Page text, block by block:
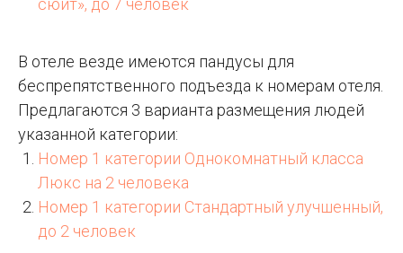
В отеле везде имеются пандусы для
беспрепятственного подъезда к номерам отеля.
Предлагаются 3 варианта размещения людей
указанной категории:
Номер 1 категории Однокомнатный класса
Люкс на 2 человека
Номер 1 категории Стандартный улучшенный,
до 2 человек